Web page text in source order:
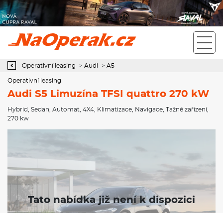
Operativní leasing Audi S5 Limuzína TFSI quattro 270 kW
Operativní leasing > Audi > A5
Operativní leasing
Audi S5 Limuzína TFSI quattro 270 kW
Hybrid Sedan Automat 4X4 Klimatizace Navigace Tažné zařízení,
270 kw